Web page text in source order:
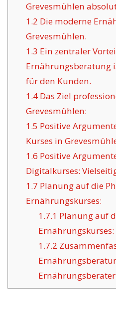
Grevesmühlen
1.2 Die moderne
Grevesmühlen.
1.3 Ein zentraler
Ernährungsberatung
für den Kunden.
1.4Das Ziel
Grevesmühlen:
1.5 Positive
Kurses in
1.6 Positive
Digitalkurses:
1.7 Planung auf die
Ernährungskurses:
1.7.1 Planung auf
Ernährungskurses:
1.7.2